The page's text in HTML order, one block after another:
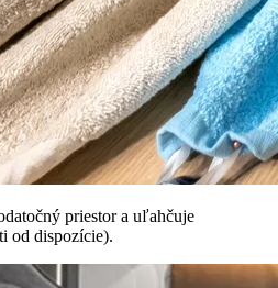
priestor a uľahčuje
od dispozície).